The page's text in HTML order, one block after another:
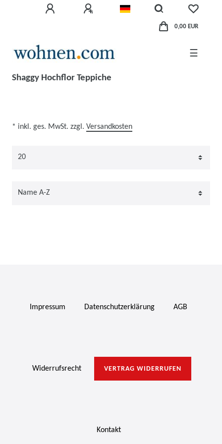
0,00 EUR
☰
Shaggy Hochflor Teppiche
* inkl. ges. MwSt. zzgl. Versandkosten
Impressum Daten­schutz­erklärung AGB
Widerrufs­recht VERTRAG WIDERRUFEN
Kontakt